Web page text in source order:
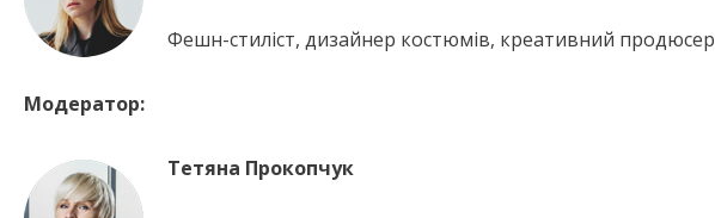
Фешн-стиліст, дизайнер костюмів, креативний продюсер
Модератор:
Тетяна Прокопчук